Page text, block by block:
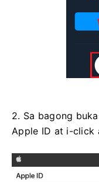
2. Sa bagong
Apple ID at i-click